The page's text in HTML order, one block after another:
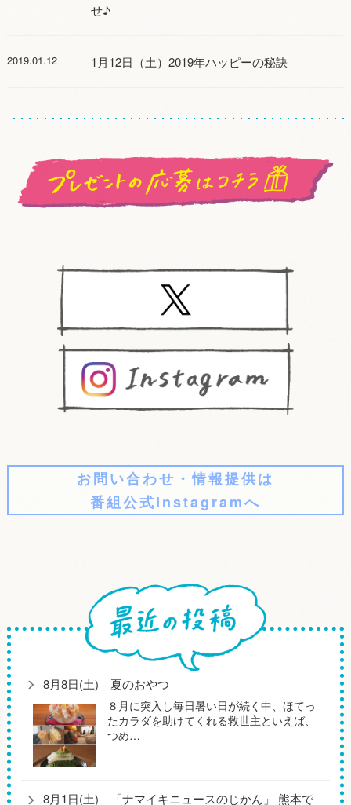
せ♪
2019.01.12 1月12日（土）2019年ハッピーの秘訣
お問い合わせ・情報提供は
番組公式Instagramへ
8月8日(土) 夏のおやつ
８月に突入し毎日暑い日が続く中、ほてっ
たカラダを助けてくれる救世主といえば、
つめ…
8月1日(土) 「ナマイキニュースのじかん」 熊本で